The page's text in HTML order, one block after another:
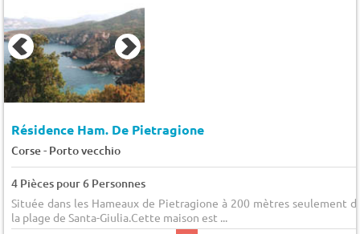
Résidence Ham. De Pietragione
Corse- Porto vecchio
4 Pièces pour 6 Personnes
Située dans les Hameaux de Pietragione à 200 mètres seulement
la plage de Santa-Giulia.Cette maison est ...